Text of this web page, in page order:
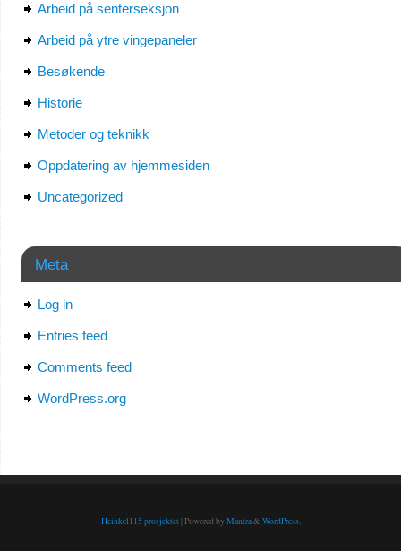
Arbeid på senterseksjon
Arbeid på ytre vingepaneler
Besøkende
Historie
Metoder og teknikk
Oppdatering av hjemmesiden
Uncategorized
Meta
Log in
Entries feed
Comments feed
WordPress.org
Heinkel115 prosjektet| Powered by Mantra& WordPress.